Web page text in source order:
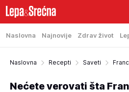
Naslovna Najnovije Zdrav život
Naslovna Recepti Saveti
Nećete verovati šta